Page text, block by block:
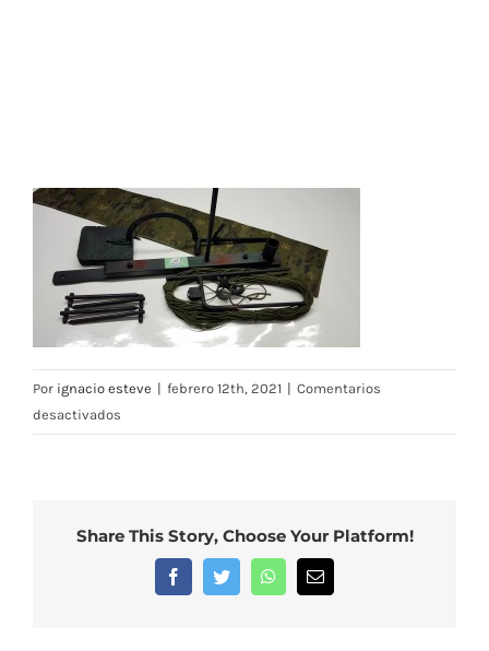
Por ignacio esteve | febrero 12th, 2021 | Comentarios
desactivados
Cimbel
Share This Story, Choose Your Platform!
FacebookTwitter WhatsAppCorreo
electrónico